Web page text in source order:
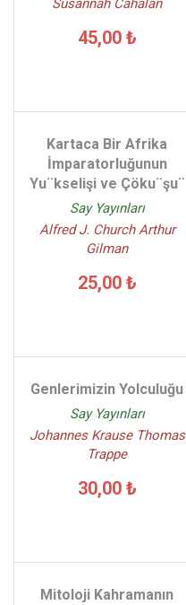
Susannah Cahalan
45,00 ₺
Kartaca Bir Afrika
İmparatorluğunun
Yu¨kselişi ve Çöku¨şu¨
Say Yayınları
Alfred J. Church Arthur
Gilman
25,00 ₺
Genlerimizin Yolculuğu
Say Yayınları
Johannes Krause Thomas
Trappe
30,00 ₺
Mitoloji Kahramanın